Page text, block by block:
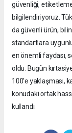
güvenliği,
bilgilendiriyoruz.
da güvenli ürün,
standartlara
en önemli faydası,
oldu. Bugün
100’e yaklaşması,
konudaki ortak
kullandı.